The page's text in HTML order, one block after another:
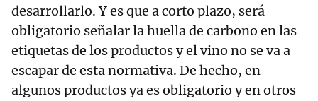
desarrollarlo. Y es que a corto plazo, será
obligatorio señalar la huella de carbono en las
etiquetas de los productos y el vino no se va a
escapar de esta normativa. De hecho, en
algunos productos ya es obligatorio y en otros